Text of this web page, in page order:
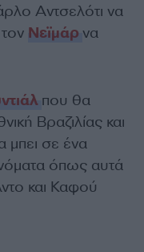
Αντσελότι να
Νεϊμάρ να
που θα
Βραζιλίας και
μπει σε ένα
όπως αυτά
και Καφού